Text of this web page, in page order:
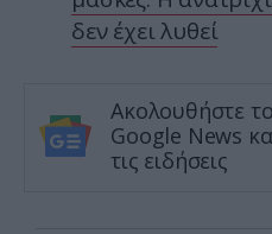
δεν έχει λυθεί
Ακολουθήστε το
Google News
τις ειδήσεις